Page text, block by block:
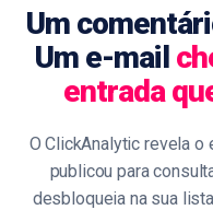
Um
Um e-mail
entrada
O ClickAnalytic revela o
publicou para
desbloqueia na sua